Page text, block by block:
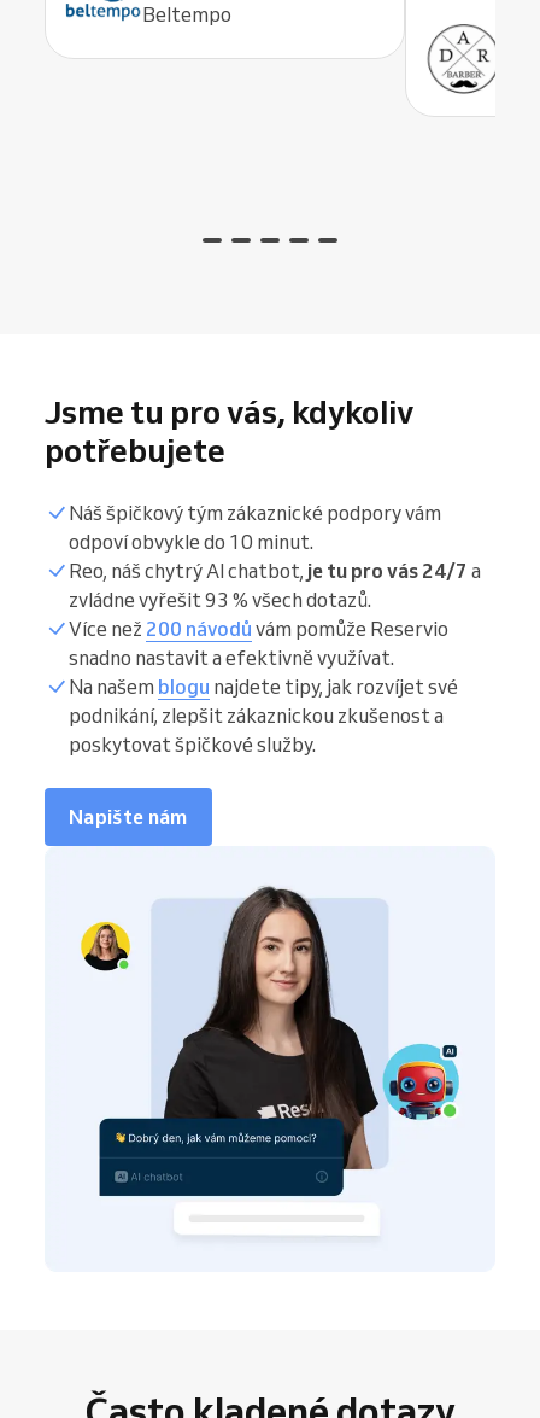
Beltempo
Jsme tu pro vás, kdykoliv
potřebujete
Náš špičkový tým zákaznické podpory vám
odpoví obvykle do 10 minut.
Reo, náš chytrý AI chatbot, je tu pro vás 24/7 a
zvládne vyřešit 93 % všech dotazů.
Více než 200 návodů vám pomůže Reservio
snadno nastavit a efektivně využívat.
Na našem blogu najdete tipy, jak rozvíjet své
podnikání, zlepšit zákaznickou zkušenost a
poskytovat špičkové služby.
Napište nám